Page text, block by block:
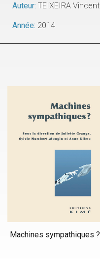
Auteur:TEIXEIRA Vincent
Année: 2014
Machines sympathiques ?